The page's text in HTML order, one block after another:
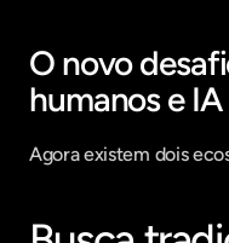
O novo
humanos e IA
Agora existem dois